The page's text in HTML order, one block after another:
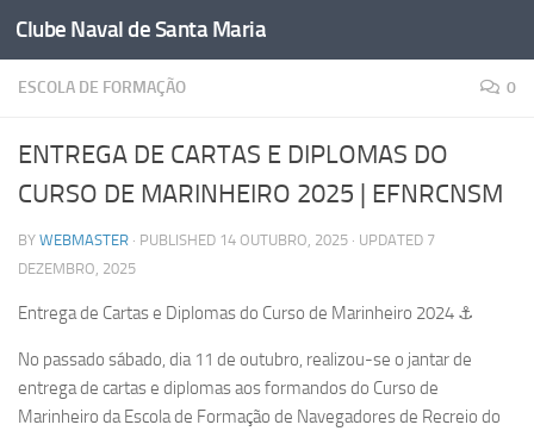
Skip to content
Clube Naval de Santa Maria
ESCOLA DE FORMAÇÃO 0
ENTREGA DE CARTAS E DIPLOMAS DO
CURSO DE MARINHEIRO 2025 | EFNRCNSM
BY WEBMASTER · PUBLISHED 14 OUTUBRO, 2025 · UPDATED 7
DEZEMBRO, 2025
Entrega de Cartas e Diplomas do Curso de Marinheiro 2024 ⚓️
No passado sábado, dia 11 de outubro, realizou-se o jantar de
entrega de cartas e diplomas aos formandos do Curso de
Marinheiro da Escola de Formação de Navegadores de Recreio do